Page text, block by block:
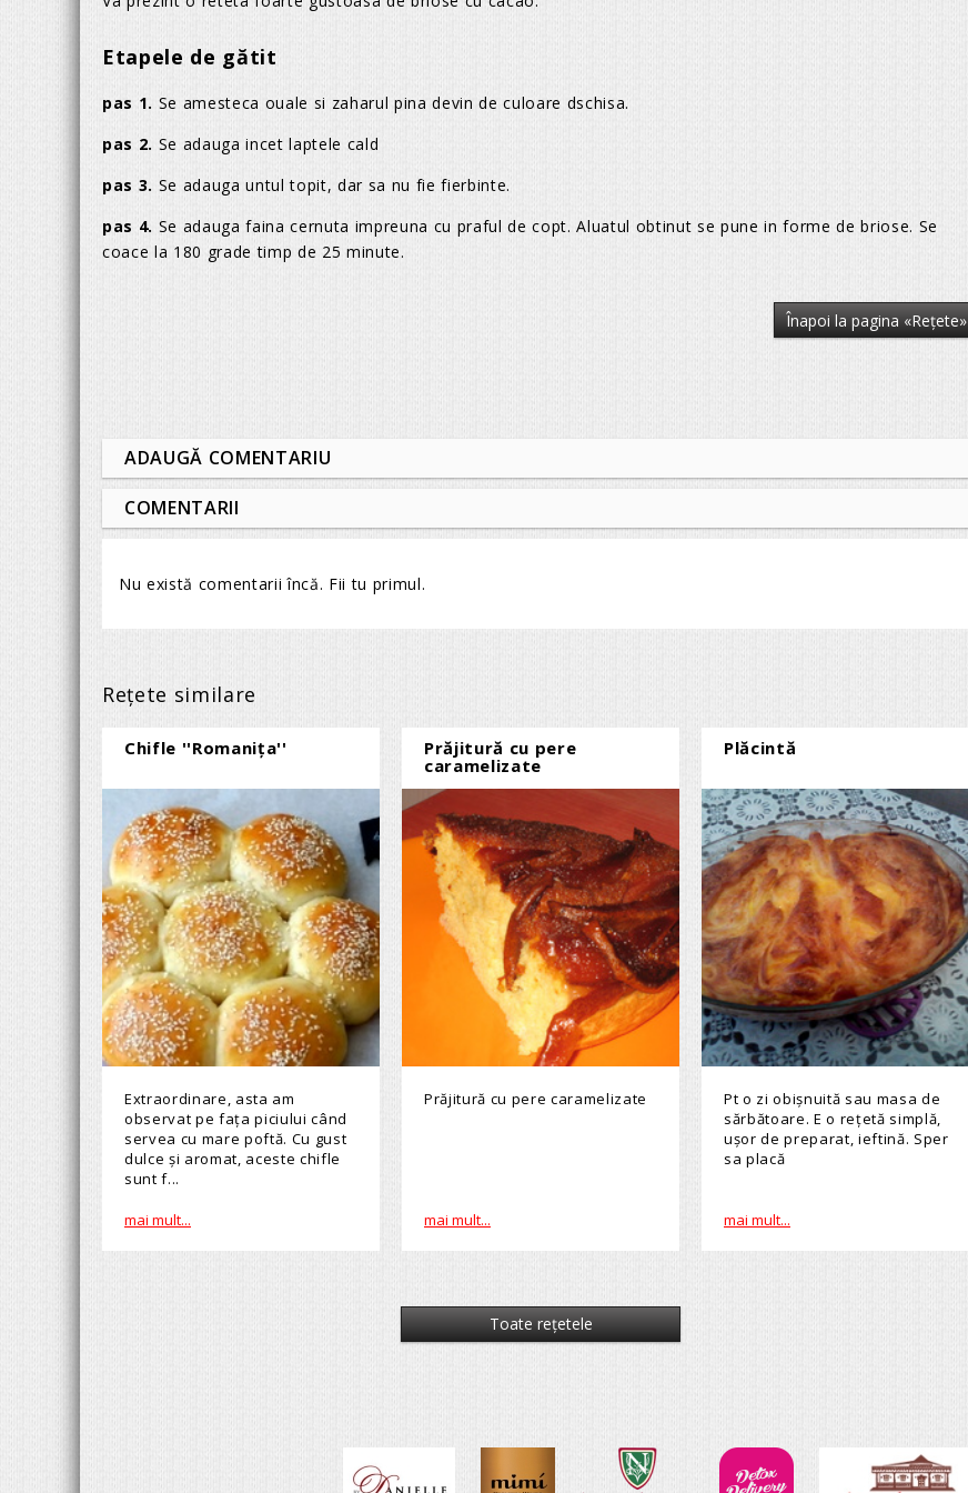
Etapele de gătit
pas 1. Se amesteca ouale si zaharul pina devin de culoare dschisa.
pas 2. Se adauga incet laptele cald
pas 3. Se adauga untul topit, dar sa nu fie fierbinte.
pas 4. Se adauga faina cernuta impreuna cu praful de copt. Aluatul obtinut se pune in forme de briose. Se
coace la 180 grade timp de 25 minute.
Înapoi la pagina «Reţete»
ADAUGĂ COMENTARIU
COMENTARII
Nu există comentarii încă. Fii tu primul.
Reţete similare
Chifle ''Romanița''
Extraordinare, asta am
observat pe fața piciului când
servea cu mare poftă. Cu gust
dulce și aromat, aceste chifle
sunt f...
mai mult...
Prăjitură cu pere
caramelizate
Prăjitură cu pere caramelizate
mai mult...
Plăcintă
Pt o zi obișnuită sau masa de
sărbătoare. E o rețetă simplă,
ușor de preparat, ieftină. Sper
sa placă
mai mult...
Toate reţetele